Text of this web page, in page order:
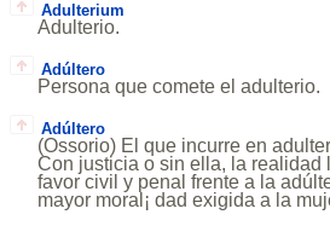
Adulterium
Adulterio.
Adúltero
Persona que comete el adulterio.
Adúltero
(Ossorio) El que incurre en
Con justicia o sin ella, la
favor civil y penal frente a la
mayor moral¡ dad exigida a la